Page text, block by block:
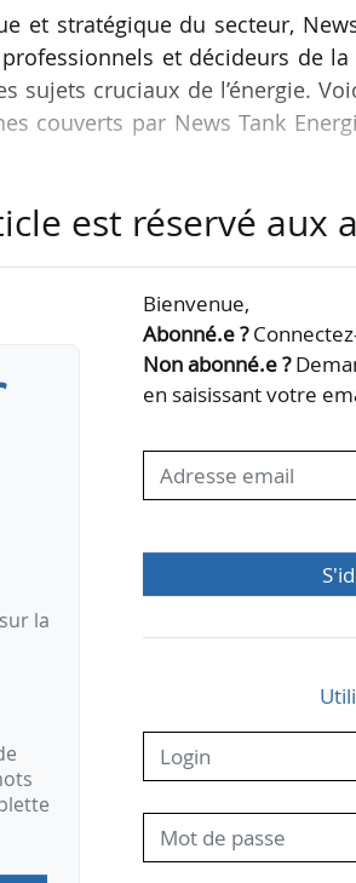
et stratégique du secteur,
et décideurs de
sujets cruciaux de l’énergie.
couverts par News Tank
est réservé aux
la
Bienvenue,
Abonné.e ?
Non abonné.e ?
en saisissant votre